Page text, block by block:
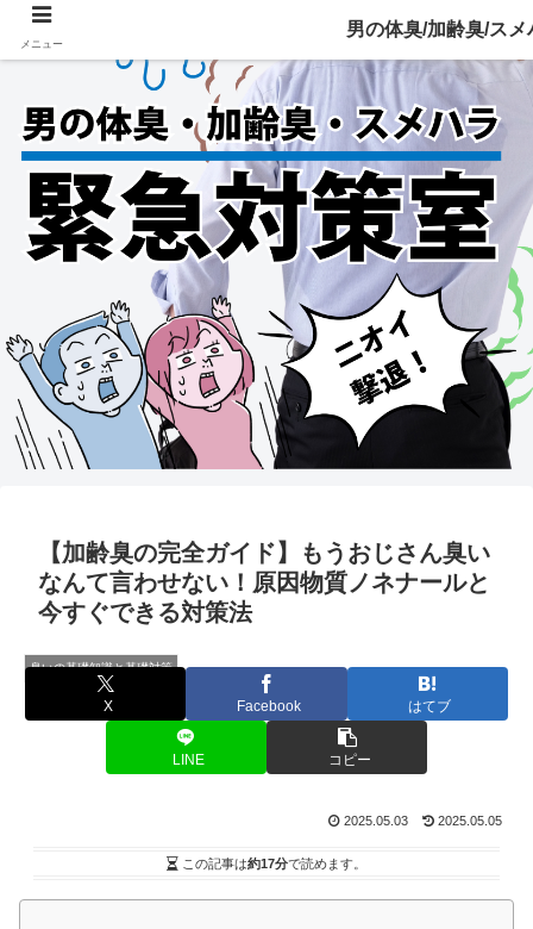
【加齢臭の完全ガイド】もうおじさん臭い
なんて言わせない！原因物質ノネナールと
今すぐできる対策法
臭いの基礎知識と基礎対策
X Facebook はてブ
LINE コピー
2025.05.03 2025.05.05
この記事は約17分で読めます。
メニュー
男の体臭/加齢臭/ス